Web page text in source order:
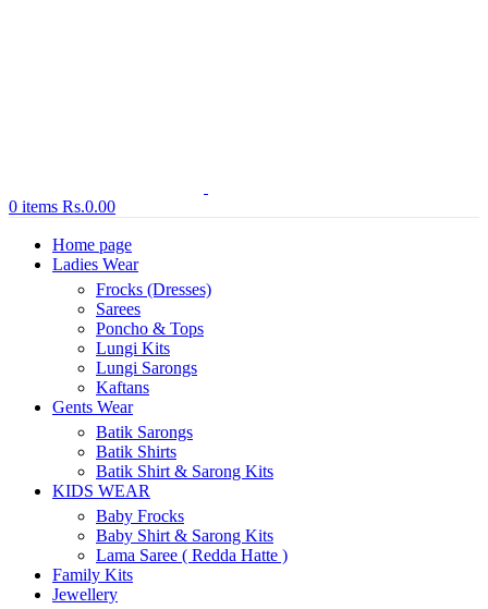
0 items Rs.0.00
Home page
Ladies Wear
Frocks (Dresses)
Sarees
Poncho & Tops
Lungi Kits
Lungi Sarongs
Kaftans
Gents Wear
Batik Sarongs
Batik Shirts
Batik Shirt & Sarong Kits
KIDS WEAR
Baby Frocks
Baby Shirt & Sarong Kits
Lama Saree ( Redda Hatte )
Family Kits
Jewellery